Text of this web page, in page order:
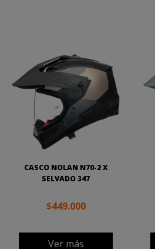
CASCO NOLAN N70-2 X
SELVADO 347
$449.000
Ver más